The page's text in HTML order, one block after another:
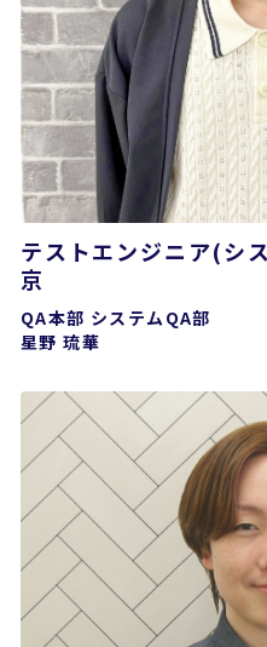
テストエンジニア(シ
QA本部 システムQA部
星野 琉華